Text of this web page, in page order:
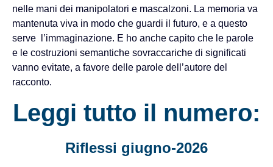
nelle mani dei manipolatori e mascalzoni. La memoria va
mantenuta viva in modo che guardi il futuro, e a questo
serve l’immaginazione. E ho anche capito che le parole
e le costruzioni semantiche sovraccariche di significati
vanno evitate, a favore delle parole dell’autore del
racconto.
Leggi tutto il numero:
Riflessi giugno-2026